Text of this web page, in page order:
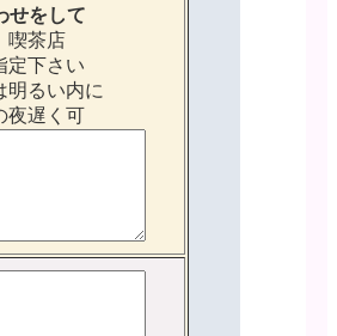
せをして
茶店
下さい
るい内に
遅く可